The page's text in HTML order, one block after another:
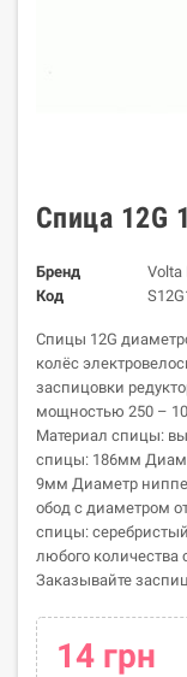
Спица 12G
Бренд
Volta
Код
Спицы 12G
колёс
заспицовки
мощностью 250 –
Материал спицы:
спицы: 186мм
9мм Диаметр
обод с диаметром
спицы:
любого количества
Заказывайте
14 грн